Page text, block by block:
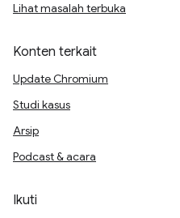
Lihat masalah terbuka
Konten terkait
Update Chromium
Studi kasus
Arsip
Podcast & acara
Ikuti